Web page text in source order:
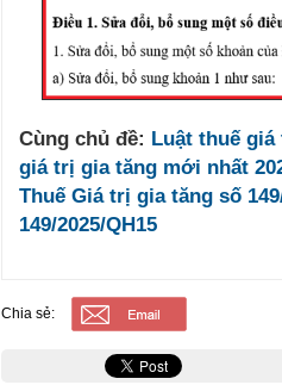
Cùng chủ đề: Luật thuế
giá trị gia tăng mới nhất
Thuế Giá trị gia tăng số
149/2025/QH15
Chia sẻ: